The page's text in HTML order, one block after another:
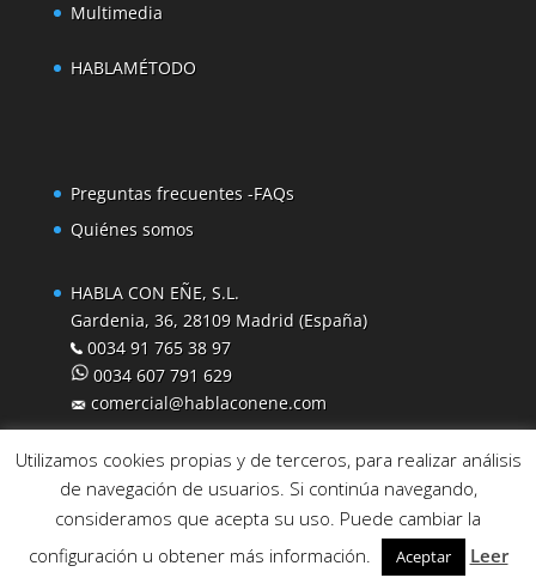
Multimedia
HABLAMÉTODO
Preguntas frecuentes -FAQs
Quiénes somos
HABLA CON EÑE, S.L.
Gardenia, 36, 28109 Madrid (España)
0034 91 765 38 97
0034 607 791 629
comercial@hablaconene.com
© Habla con Eñe 2016–Términos y condiciones
Utilizamos cookies propias y de terceros, para realizar análisis
de navegación de usuarios. Si continúa navegando,
consideramos que acepta su uso. Puede cambiar la
configuración u obtener más información.
Aceptar
Leer